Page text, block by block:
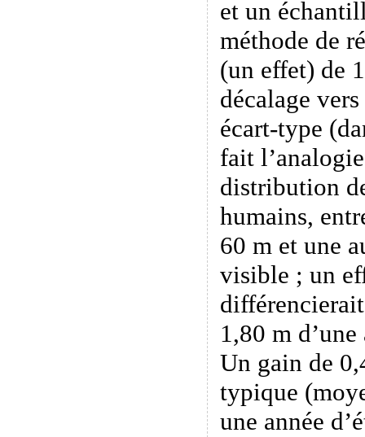
et un
méthode de
(un effet) de
décalage
écart-type
fait
distribution
humains,
60 m et une
visible ; un
1,80 m
Un gain de
typique
une année